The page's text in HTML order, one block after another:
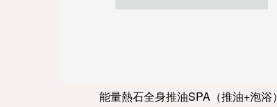
能量熱石全身推油SPA（推油+泡浴）